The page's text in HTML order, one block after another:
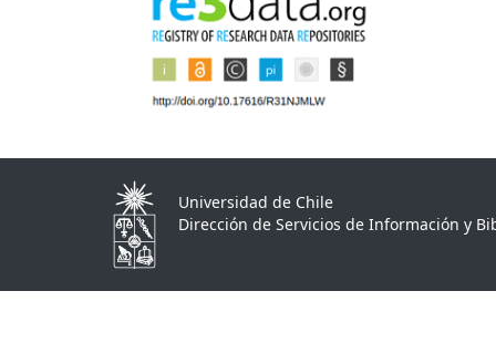
Universidad de Chile
Dirección de Servicios de Información y